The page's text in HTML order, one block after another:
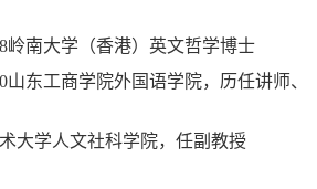
岭南大学（香港）英文哲学博士
山东工商学院外国语学院，历任讲师、
大学人文社科学院，任副教授